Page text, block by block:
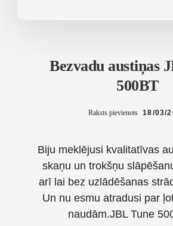
Bezvadu austiņas
500BT
Raksts pievienots 18/03/
Biju meklējusi kvalitatīvas
skaņu un trokšņu
arī lai bez uzlādēšanas
Un nu esmu atradusi par
naudām.JBL Tune